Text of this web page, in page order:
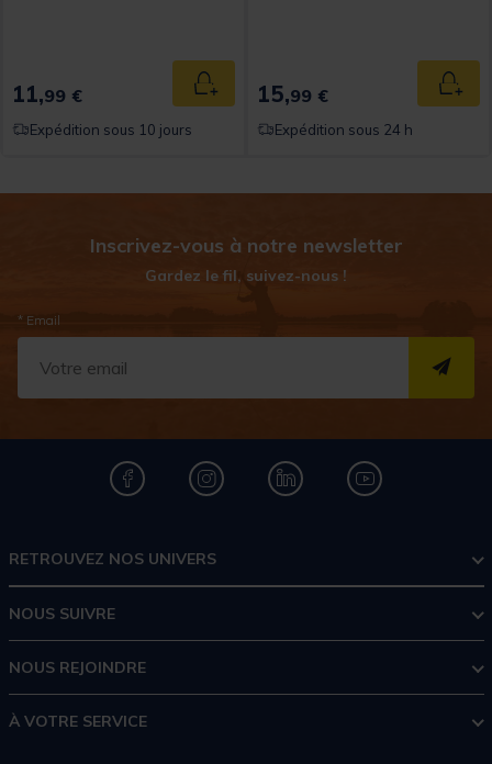
11,99 € Ajouter au panier
Expédition sous 10 jours
15,99 €
Expédition sous 24 h
Inscrivez-vous à notre newsletter
Gardez le fil, suivez-nous !
* Email
RETROUVEZ NOS UNIVERS
NOUS SUIVRE
NOUS REJOINDRE
À VOTRE SERVICE